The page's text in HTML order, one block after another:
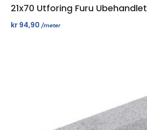
21x70 Utforing Furu Ubehandlet
kr 94,90 /meter